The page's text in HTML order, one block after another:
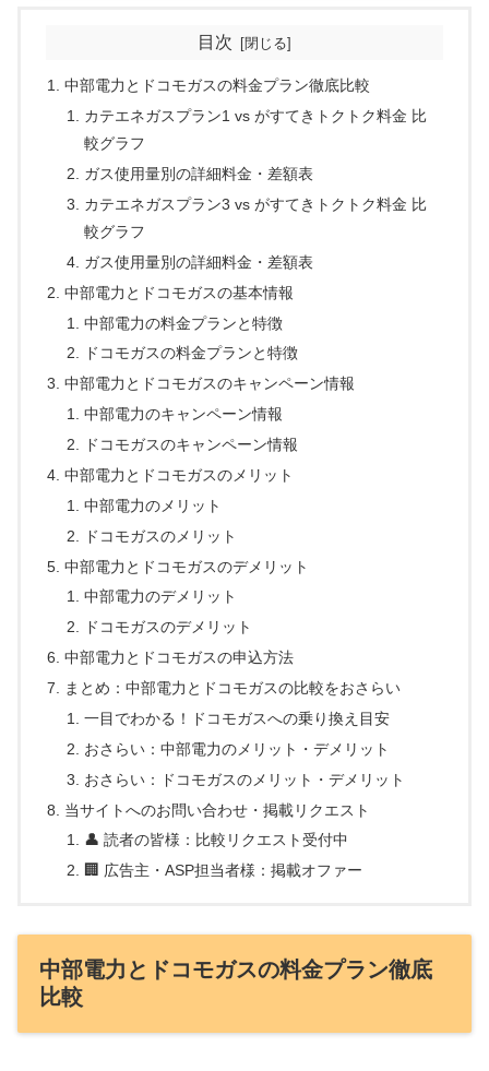
目次
中部電力とドコモガスの料金プラン徹底比較
カテエネガスプラン1 vs がすてきトクトク料金 比
較グラフ
ガス使用量別の詳細料金・差額表
カテエネガスプラン3 vs がすてきトクトク料金 比
較グラフ
ガス使用量別の詳細料金・差額表
中部電力とドコモガスの基本情報
中部電力の料金プランと特徴
ドコモガスの料金プランと特徴
中部電力とドコモガスのキャンペーン情報
中部電力のキャンペーン情報
ドコモガスのキャンペーン情報
中部電力とドコモガスのメリット
中部電力のメリット
ドコモガスのメリット
中部電力とドコモガスのデメリット
中部電力のデメリット
ドコモガスのデメリット
中部電力とドコモガスの申込方法
まとめ：中部電力とドコモガスの比較をおさらい
一目でわかる！ドコモガスへの乗り換え目安
おさらい：中部電力のメリット・デメリット
おさらい：ドコモガスのメリット・デメリット
当サイトへのお問い合わせ・掲載リクエスト
👤 読者の皆様：比較リクエスト受付中
🏢 広告主・ASP担当者様：掲載オファー
中部電力とドコモガスの料金プラン徹底
比較